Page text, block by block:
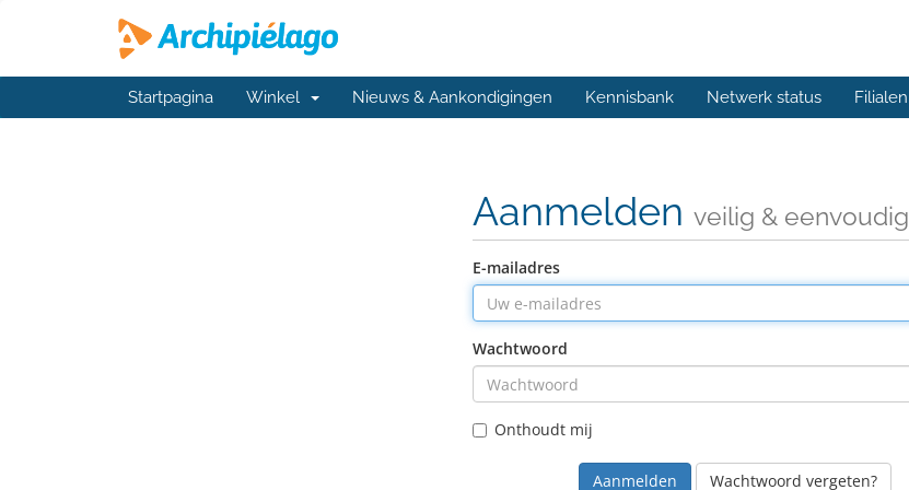
Startpagina Winkel Nieuws & Aankondigingen Kennisbank Netwerk status Filialen
Aanmelden veilig & eenvoudig
E-mailadres
Wachtwoord
Onthoudt mij
Wachtwoord vergeten?